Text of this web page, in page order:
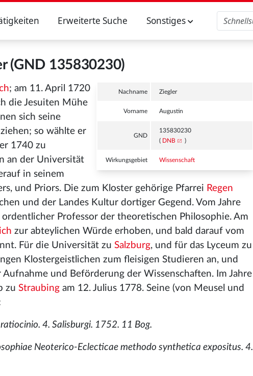
Erweiterte Suche Sonstiges
(GND 135830230)
Nachname Ziegler
Vorname Augustin
GND
135830230
( DNB )
Wirkungsgebiet Wissenschaft
; am 11. April 1720
die Jesuiten Mühe
sich seine
so wählte er
1740 zu
an der Universität
in seinem
und Priors. Die zum Kloster gehörige Pfarrei Regen
und der Landes Kultur dortiger Gegend. Vom Jahre
ordentlicher Professor der theoretischen Philosophie. Am
zur abteylichen Würde erhoben, und bald darauf vom
Für die Universität zu Salzburg, und für das Lyceum zu
Klostergeistlichen zum fleisigen Studieren an, und
und Beförderung der Wissenschaften. Im Jahre
zu Straubing am 12. Julius 1778. Seine (von Meusel und
4. Salisburgi. 1752. 11 Bog.
Neoterico-Eclecticae methodo synthetica expositus. 4.